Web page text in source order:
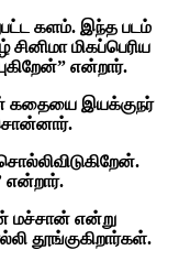
களம். இந்த படம்
மிகப்பெரிய
என்றார்.
கதையை இயக்குநர்
என்றார்.
மச்சான் என்று
தூங்குகிறார்கள்.